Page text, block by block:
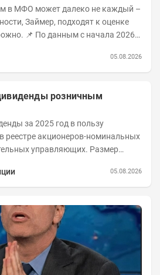
в МФО может далеко не каждый –
Займер, подходят к оценке
2026
05.08.2026
розничным
за 2025 год в пользу
реестре акционеров-номинальных
управляющих. Размер
05.08.2026